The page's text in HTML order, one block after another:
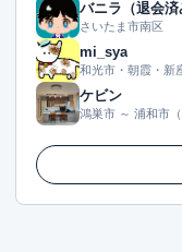
バニラ（退会済
さいたま市南区
mi_sya
和光市・朝霞・新
ケビン
鴻巣市 ～ 浦和市